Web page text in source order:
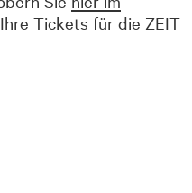
Tickets für die ZEIT